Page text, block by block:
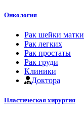
Онкология
Рак шейки матки
Рак легких
Рак простаты
Рак груди
Клиники
Доктора
Пластическая хирургия